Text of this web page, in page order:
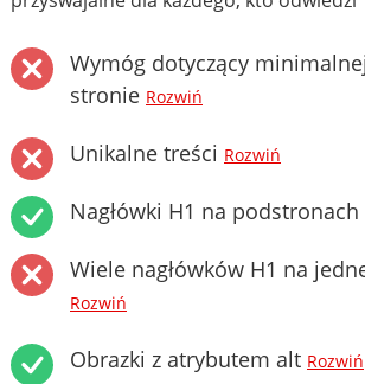
Wymóg dotyczący
stronie Rozwiń
Unikalne treści Rozwiń
Nagłówki H1 na podstronach
Wiele nagłówków H1 na
Rozwiń
Obrazki z atrybutem alt Rozwiń